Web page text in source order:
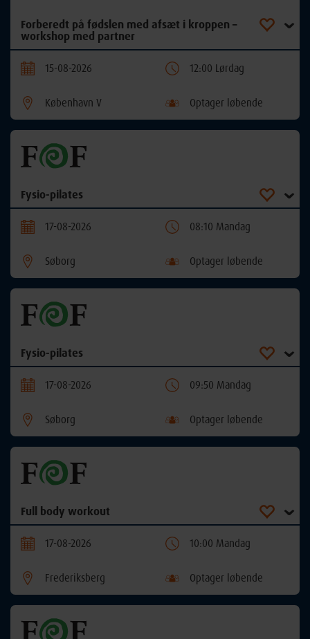
Forberedt på fødslen med afsæt i kroppen –
workshop med partner
15-08-2026 12:00 Lørdag
København V Optager løbende
Fysio-pilates
17-08-2026 08:10 Mandag
Søborg Optager løbende
Fysio-pilates
17-08-2026 09:50 Mandag
Søborg Optager løbende
Full body workout
17-08-2026 10:00 Mandag
Frederiksberg Optager løbende